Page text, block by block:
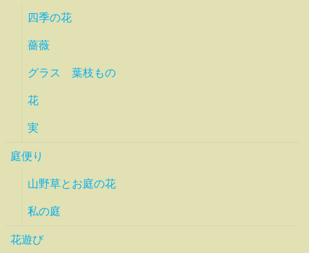
四季の花
薔薇
グラス 葉枝もの
花
実
庭便り
山野草とお庭の花
私の庭
花遊び